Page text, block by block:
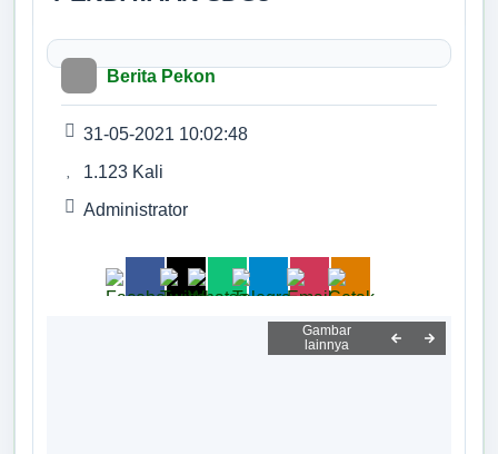
Pemerintahan Pekon
Lembaga Pekon
Data Kader Kesehatan
Data Penduduk
Berita Pekon
31-05-2021 10:02:48
1.123 Kali
Administrator
HERIDIANSYAH
Kasi Pelayanan
ERIKA YULIANTI, S.I.P.
M. SAFE'I
Tidak Ada di Kantor
M. AMIN
Kaur Perencanaan